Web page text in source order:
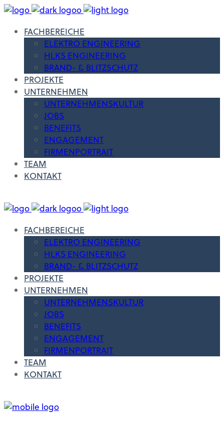
FACHBEREICHE
ELEKTRO ENGINEERING
HLKS ENGINEERING
BRAND- & BLITZSCHUTZ
PROJEKTE
UNTERNEHMEN
UNTERNEHMENSKULTUR
JOBS
BENEFITS
ENGAGEMENT
FIRMENPORTRAIT
TEAM
KONTAKT
FACHBEREICHE
ELEKTRO ENGINEERING
HLKS ENGINEERING
BRAND- & BLITZSCHUTZ
PROJEKTE
UNTERNEHMEN
UNTERNEHMENSKULTUR
JOBS
BENEFITS
ENGAGEMENT
FIRMENPORTRAIT
TEAM
KONTAKT